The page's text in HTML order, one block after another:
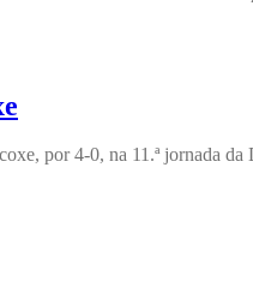
por 4-0, na 11.ª jornada